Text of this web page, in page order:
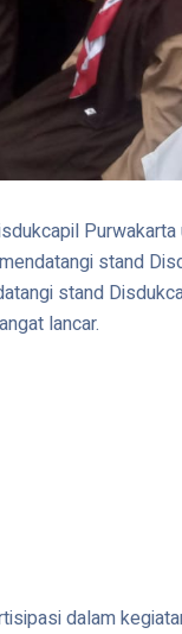
stand
stand
lancar.
dalam